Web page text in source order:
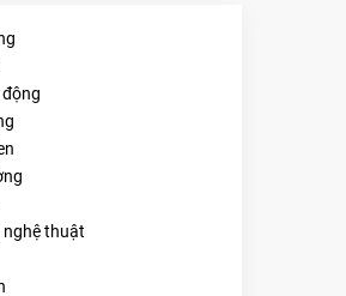
thuật